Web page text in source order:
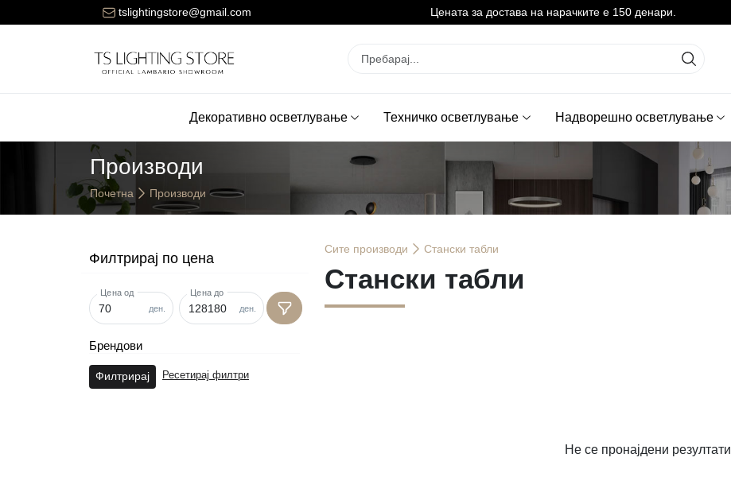
tslightingstore@gmail.com
за достава на нарачките е 150 денари. Цената за достава на нарачките е 150 денари.
Декоративно осветлување Техничко осветлување Надворешно осветлување
Производи
Почетна Производи
Филтрирај по цена
ден.
Цена од
ден.
Цена до
Брендови
Филтрирај Ресетирај филтри
Сите производи Стански табли
Стански табли
Не се пронајдени резултати